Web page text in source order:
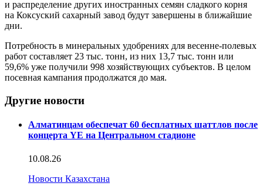
и распределение других иностранных семян сладкого корня
на Коксуский сахарный завод будут завершены в ближайшие
дни.
Потребность в минеральных удобрениях для весенне-полевых
работ составляет 23 тыс. тонн, из них 13,7 тыс. тонн или
59,6% уже получили 998 хозяйствующих субъектов. В целом
посевная кампания продолжатся до мая.
Другие новости
Алматинцам обеспечат 60 бесплатных шаттлов после
концерта YE на Центральном стадионе
10.08.26
Новости Казахстана